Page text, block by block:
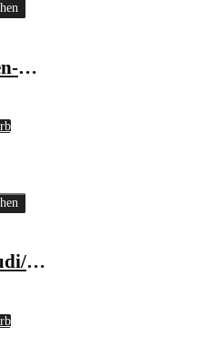
Beru – Glühkerzen-Set – Audi, Seat, Skoda, VW
Blinkerhebel – Audi/Seat/Skoda/VW